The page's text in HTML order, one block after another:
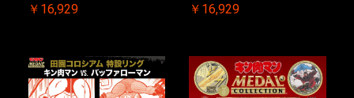
2.0 ケース付き【初回購入特
一斉出荷予定
￥16,929
マン【初回購入特典 】
斉出荷予定
￥16,929